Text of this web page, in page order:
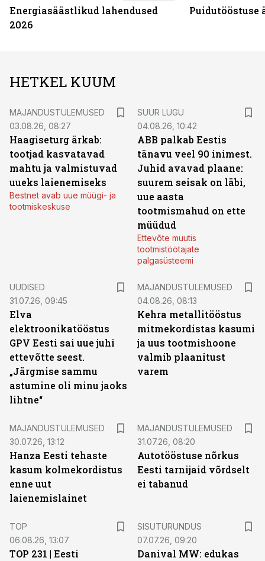
Energiasäästlikud lahendused
2026
Puidutööstuse
HETKEL KUUM
MAJANDUSTULEMUSED
03.08.26, 08:27
Haagiseturg ärkab:
tootjad kasvatavad
mahtu ja valmistuvad
uueks laienemiseks
Bestnet avab uue müügi- ja
tootmiskeskuse
SUUR LUGU
04.08.26, 10:42
ABB palkab Eestis
tänavu veel 90 inimest.
Juhid avavad plaane:
suurem seisak on läbi,
uue aasta
tootmismahud on ette
müüdud
Ettevõte muutis
tootmistöötajate
palgasüsteemi
UUDISED
31.07.26, 09:45
Elva
elektroonikatööstus
GPV Eesti sai uue juhi
ettevõtte seest.
„Järgmise sammu
astumine oli minu jaoks
lihtne“
MAJANDUSTULEMUSED
04.08.26, 08:13
Kehra metallitööstus
mitmekordistas kasumi
ja uus tootmishoone
valmib plaanitust
varem
MAJANDUSTULEMUSED
30.07.26, 13:12
Hanza Eesti tehaste
kasum kolmekordistus
enne uut
laienemislainet
MAJANDUSTULEMUSED
31.07.26, 08:20
Autotööstuse nõrkus
Eesti tarnijaid võrdselt
ei tabanud
TOP
06.08.26, 13:07
TOP 231 | Eesti
SISUTURUNDUS
07.07.26, 09:20
Danival MW: edukas